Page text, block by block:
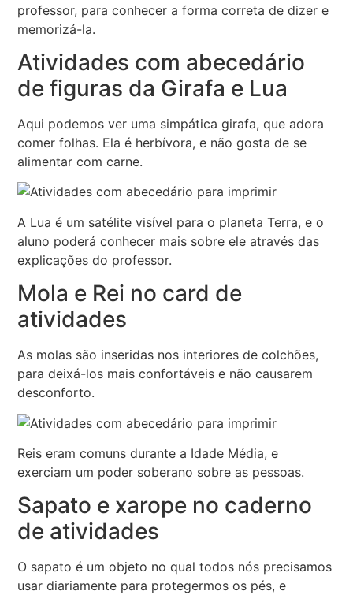
professor, para conhecer a forma correta de dizer e
memorizá-la.
Atividades com abecedário
de figuras da Girafa e Lua
Aqui podemos ver uma simpática girafa, que adora
comer folhas. Ela é herbívora, e não gosta de se
alimentar com carne.
A Lua é um satélite visível para o planeta Terra, e o
aluno poderá conhecer mais sobre ele através das
explicações do professor.
Mola e Rei no card de
atividades
As molas são inseridas nos interiores de colchões,
para deixá-los mais confortáveis e não causarem
desconforto.
Reis eram comuns durante a Idade Média, e
exerciam um poder soberano sobre as pessoas.
Sapato e xarope no caderno
de atividades
O sapato é um objeto no qual todos nós precisamos
usar diariamente para protegermos os pés, e